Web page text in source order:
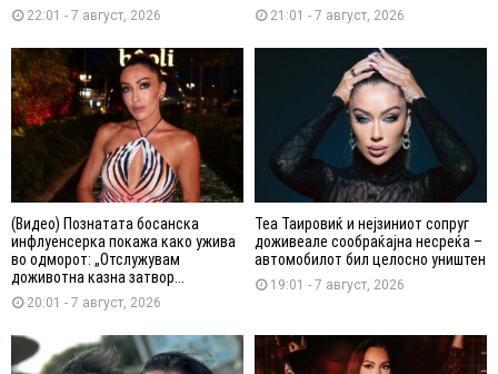
22:01 - 7 август, 2026 21:01 - 7 август, 2026
(Видео) Познатата босанска
инфлуенсерка покажа како ужива
во одморот: „Отслужувам
доживотна казна затвор...
20:01 - 7 август, 2026
Теа Таировиќ и нејзиниот сопруг
доживеале сообраќајна несреќа –
автомобилот бил целосно уништен
19:01 - 7 август, 2026